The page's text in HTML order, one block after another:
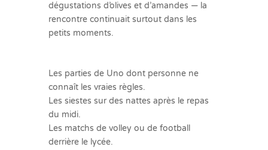
dégustations d’olives et d’amandes — la
rencontre continuait surtout dans les
petits moments.
Les parties de Uno dont personne ne
connaît les vraies règles.
Les siestes sur des nattes après le repas
du midi.
Les matchs de volley ou de football
derrière le lycée.